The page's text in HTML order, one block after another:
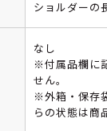
ショルダーの
なし
※付属品欄に
せん。
※外箱・保存
らの状態は商